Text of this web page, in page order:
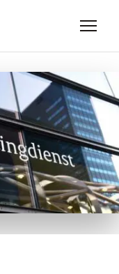
Menü